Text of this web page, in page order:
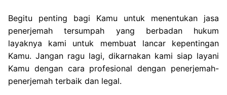
Begitu penting bagi Kamu untuk menentukan jasa
penerjemah tersumpah yang berbadan hukum
layaknya kami untuk membuat lancar kepentingan
Kamu. Jangan ragu lagi, dikarnakan kami siap layani
Kamu dengan cara profesional dengan penerjemah-
penerjemah terbaik dan legal.